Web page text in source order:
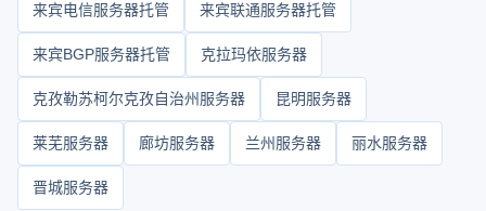
来宾电信服务器托管 来宾联通服务器托管
来宾BGP服务器托管 克拉玛依服务器
克孜勒苏柯尔克孜自治州服务器 昆明服务器
莱芜服务器 廊坊服务器 兰州服务器 丽水服务器
晋城服务器